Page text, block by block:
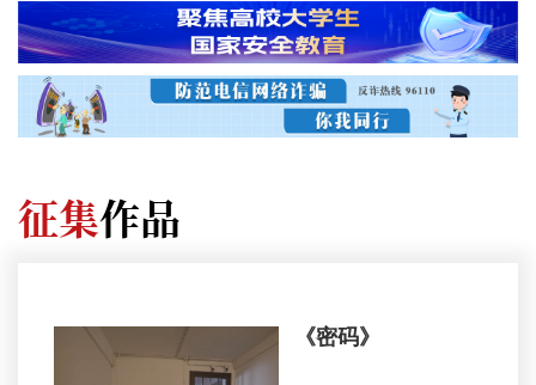
征集作品
《密码》